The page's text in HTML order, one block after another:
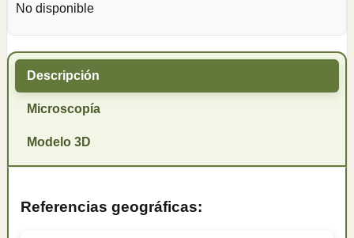
No disponible
Descripción
Microscopía
Modelo 3D
Referencias geográficas: